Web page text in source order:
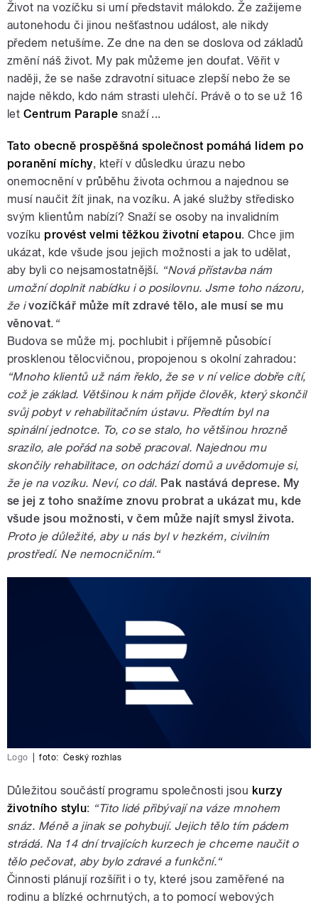
Život na vozíčku si umí představit málokdo. Že zažijeme
autonehodu či jinou nešťastnou událost, ale nikdy
předem netušíme. Ze dne na den se doslova od základů
změní náš život. My pak můžeme jen doufat. Věřit v
naději, že se naše zdravotní situace zlepší nebo že se
najde někdo, kdo nám strasti ulehčí. Právě o to se už 16
let Centrum Paraple snaží ...
Tato obecně prospěšná společnost pomáhá lidem po
poranění míchy, kteří v důsledku úrazu nebo
onemocnění v průběhu života ochrnou a najednou se
musí naučit žít jinak, na vozíku. A jaké služby středisko
svým klientům nabízí? Snaží se osoby na invalidním
vozíku provést velmi těžkou životní etapou. Chce jim
ukázat, kde všude jsou jejich možnosti a jak to udělat,
aby byli co nejsamostatnější. “Nová přístavba nám
umožní doplnit nabídku i o posilovnu. Jsme toho názoru,
že ivozíčkář může mít zdravé tělo, ale musí se mu
věnovat.“
Budova se může mj. pochlubit i příjemně působící
prosklenou tělocvičnou, propojenou s okolní zahradou:
“Mnoho klientů už nám řeklo, že se v ní velice dobře cítí,
což je základ. Většinou k nám přijde člověk, který skončil
svůj pobyt v rehabilitačním ústavu. Předtím byl na
spinální jednotce. To, co se stalo, ho většinou hrozně
srazilo, ale pořád na sobě pracoval. Najednou mu
skončily rehabilitace, on odchází domů a uvědomuje si,
že je na vozíku. Neví, co dál. Pak nastává deprese. My
se jej z toho snažíme znovu probrat a ukázat mu, kde
všude jsou možnosti, v čem může najít smysl života.
Proto je důležité, aby u nás byl v hezkém, civilním
prostředí. Ne nemocničním.“
Logo foto: Český rozhlas
Důležitou součástí programu společnosti jsou kurzy
životního stylu: “Tito lidé přibývají na váze mnohem
snáz. Méně a jinak se pohybují. Jejich tělo tím pádem
strádá. Na 14 dní trvajících kurzech je chceme naučit o
tělo pečovat, aby bylo zdravé a funkční.“
Činnosti plánují rozšířit i o ty, které jsou zaměřené na
rodinu a blízké ochrnutých, a to pomocí webových